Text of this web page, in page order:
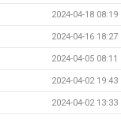
2024-04-18 08:19
2024-04-16 18:27
2024-04-05 08:11
2024-04-02 19:43
2024-04-02 13:33